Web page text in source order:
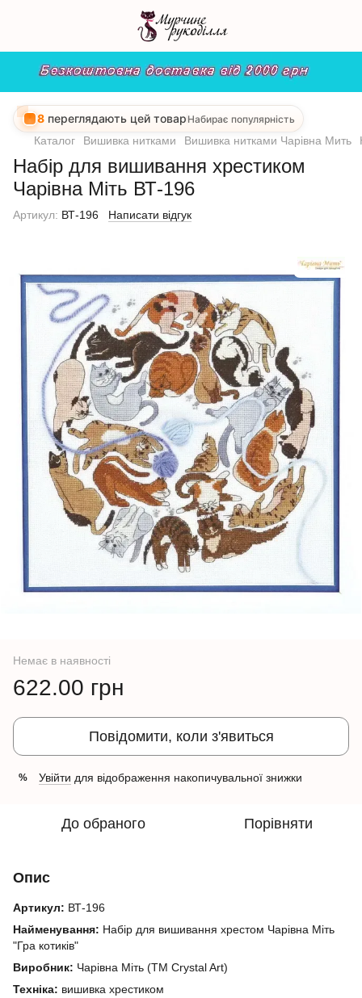
8 переглядають цей товар Набирає популярність
Каталог Вишивка нитками Вишивка нитками Чарівна Мить
Набір для вишивання хрестиком
Чарівна Міть ВТ-196
Артикул: ВТ-196 Написати відгук
Немає в наявності
622.00 грн
Повідомити, коли з'явиться
% Увійти для відображення накопичувальної знижки
До обраного Порівняти
Опис
Артикул: ВТ-196
Найменування: Набір для вишивання хрестом Чарівна Міть
"Гра котиків"
Виробник: Чарівна Міть (ТМ Crystal Art)
Техніка: вишивка хрестиком